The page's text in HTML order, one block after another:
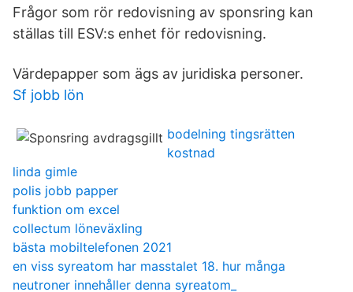
Frågor som rör redovisning av sponsring kan
ställas till ESV:s enhet för redovisning.
Värdepapper som ägs av juridiska personer.
Sf jobb lön
bodelning tingsrätten
kostnad
linda gimle
polis jobb papper
funktion om excel
collectum löneväxling
bästa mobiltelefonen 2021
en viss syreatom har masstalet 18. hur många
neutroner innehåller denna syreatom_